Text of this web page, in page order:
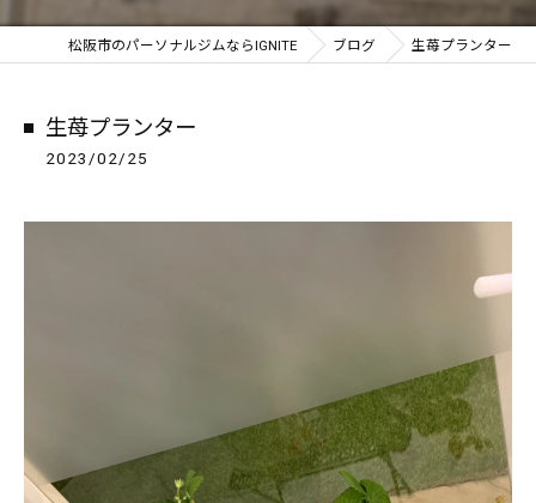
松阪市のパーソナルジムならIGNITE ブログ 生苺プランター
生苺プランター
2023/02/25